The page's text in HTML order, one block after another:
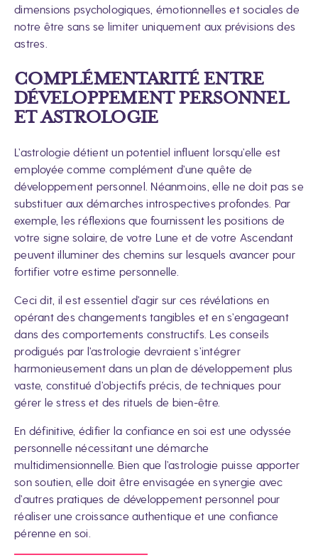
dimensions psychologiques, émotionnelles et sociales de
notre être sans se limiter uniquement aux prévisions des
astres.
COMPLÉMENTARITÉ ENTRE
DÉVELOPPEMENT PERSONNEL
ET ASTROLOGIE
L’astrologie détient un potentiel influent lorsqu’elle est
employée comme complément d’une quête de
développement personnel. Néanmoins, elle ne doit pas se
substituer aux démarches introspectives profondes. Par
exemple, les réflexions que fournissent les positions de
votre signe solaire, de votre Lune et de votre Ascendant
peuvent illuminer des chemins sur lesquels avancer pour
fortifier votre estime personnelle.
Ceci dit, il est essentiel d’agir sur ces révélations en
opérant des changements tangibles et en s’engageant
dans des comportements constructifs. Les conseils
prodigués par l’astrologie devraient s’intégrer
harmonieusement dans un plan de développement plus
vaste, constitué d’objectifs précis, de techniques pour
gérer le stress et des rituels de bien-être.
En définitive, édifier la confiance en soi est une odyssée
personnelle nécessitant une démarche
multidimensionnelle. Bien que l’astrologie puisse apporter
son soutien, elle doit être envisagée en synergie avec
d’autres pratiques de développement personnel pour
réaliser une croissance authentique et une confiance
pérenne en soi.